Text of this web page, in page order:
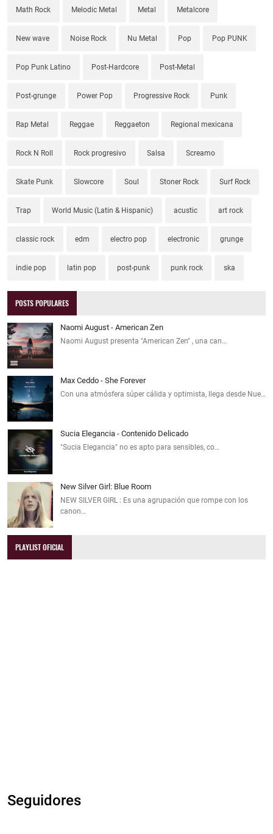
Math Rock Melodic Metal Metal Metalcore
New wave Noise Rock Nu Metal Pop Pop PUNK
Pop Punk Latino Post-Hardcore Post-Metal
Post-grunge Power Pop Progressive Rock Punk
Rap Metal Reggae Reggaeton Regional mexicana
Rock N Roll Rock progresivo Salsa Screamo
Skate Punk Slowcore Soul Stoner Rock Surf Rock
Trap World Music (Latin & Hispanic) acustic art rock
classic rock edm electro pop electronic grunge
indie pop latin pop post-punk punk rock ska
POSTS POPULARES
Naomi August - American Zen
Naomi August presenta "American Zen" , una can…
Max Ceddo - She Forever
Con una atmósfera súper cálida y optimista, llega desde Nue…
Sucia Elegancia - Contenido Delicado
"Sucia Elegancia" no es apto para sensibles, co…
New Silver Girl: Blue Room
NEW SILVER GIRL : Es una agrupación que rompe con los
canon…
PLAYLIST OFICIAL
Seguidores